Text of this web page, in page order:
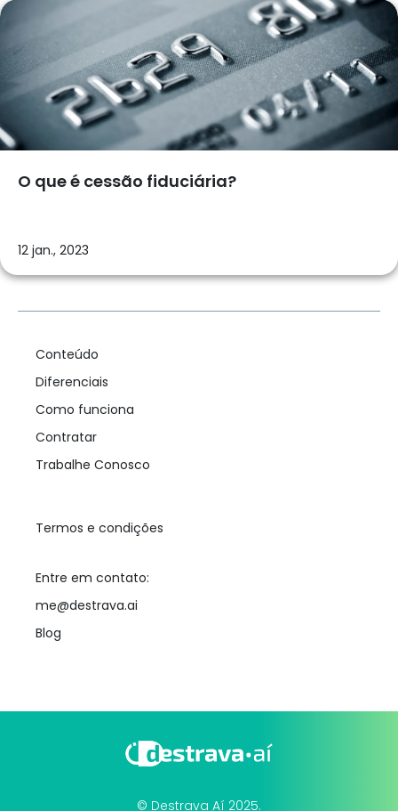
O que é cessão fiduciária?
12 jan., 2023
Conteúdo
Diferenciais
Como funciona
Contratar
Trabalhe Conosco
Termos e condições
Entre em contato:
me@destrava.ai
Blog
© Destrava Aí 2025.